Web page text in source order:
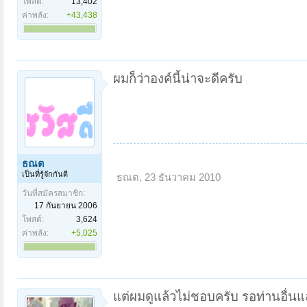
ค่าพลัง:
+43,438
ธณต
เป็นที่รู้จักกันดี
วันที่สมัครสมาชิก:
17 กันยายน 2006
โพสต์:
3,624
ค่าพลัง:
+5,025
ผมก็ว่าองค์นี้น่าจะดีครับ
ธณต, 23 ธันวาคม 2010
แต่ผมดูแล้วไม่ชอบครับ รอท่านอื่น